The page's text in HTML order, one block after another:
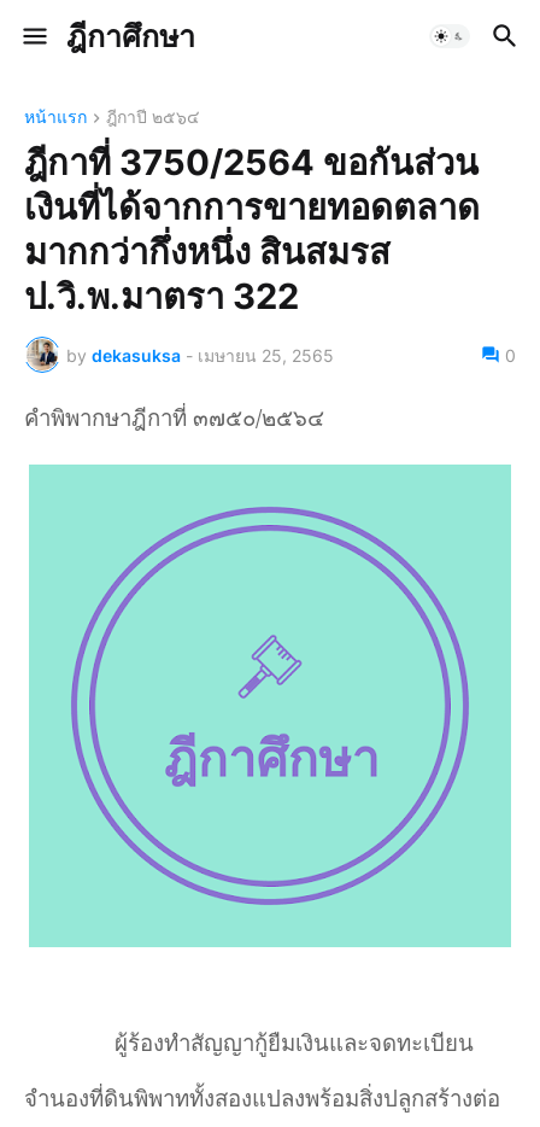
ฎีกาศึกษา
หน้าแรก ฎีกาปี ๒๕๖๔
ฎีกาที่ 3750/2564 ขอกันส่วน
เงินที่ได้จากการขายทอดตลาด
มากกว่ากึ่งหนึ่ง สินสมรส
ป.วิ.พ.มาตรา 322
by dekasuksa - เมษายน 25, 2565 0
คำพิพากษาฎีกาที่ ๓๗๕๐/๒๕๖๔
ผู้ร้องทำสัญญากู้ยืมเงินและจดทะเบียน
จำนองที่ดินพิพาททั้งสองแปลงพร้อมสิ่งปลูกสร้างต่อ